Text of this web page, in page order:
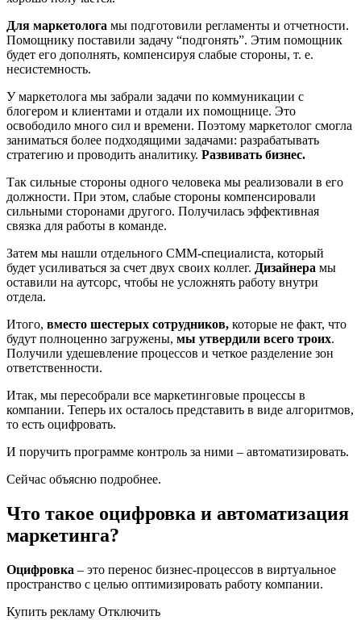
Для маркетолога мы подготовили регламенты и отчетности.
Помощнику поставили задачу “подгонять”. Этим помощник
будет его дополнять, компенсируя слабые стороны, т. е.
несистемность.
У маркетолога мы забрали задачи по коммуникации с
блогером и клиентами и отдали их помощнице. Это
освободило много сил и времени. Поэтому маркетолог смогла
заниматься более подходящими задачами: разрабатывать
стратегию и проводить аналитику. Развивать бизнес.
Так сильные стороны одного человека мы реализовали в его
должности. При этом, слабые стороны компенсировали
сильными сторонами другого. Получилась эффективная
связка для работы в команде.
Затем мы нашли отдельного СММ-специалиста, который
будет усиливаться за счет двух своих коллег. Дизайнера мы
оставили на аутсорс, чтобы не усложнять работу внутри
отдела.
Итого, вместо шестерых сотрудников, которые не факт, что
будут полноценно загружены, мы утвердили всего троих.
Получили удешевление процессов и четкое разделение зон
ответственности.
Итак, мы пересобрали все маркетинговые процессы в
компании. Теперь их осталось представить в виде алгоритмов,
то есть оцифровать.
И поручить программе контроль за ними – автоматизировать.
Сейчас объясню подробнее.
Что такое оцифровка и автоматизация
маркетинга?
Оцифровка – это перенос бизнес-процессов в виртуальное
пространство с целью оптимизировать работу компании.
Купить рекламу Отключить